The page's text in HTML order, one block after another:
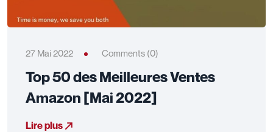
27 Mai 2022 Comments (0)
Top 50 des Meilleures Ventes
Amazon [Mai 2022]
Lire plus